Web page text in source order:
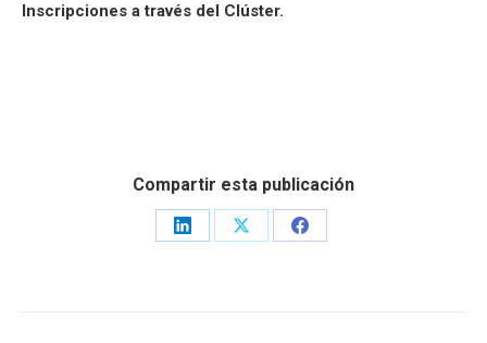
Inscripciones a través del Clúster.
Compartir esta publicación
Share
Share
Share